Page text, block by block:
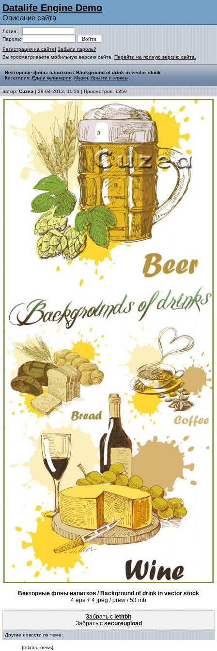
Datalife Engine Demo
Описание сайта
Логин:
Пароль:
Регистрация на сайте! Забыли пароль?
Вы просматриваете мобильную версию сайта. Перейти на полную версию сайта.
Векторные фоны напитков / Background of drink in vector stock
Категория: Еда и кулинария Мазки, брызги и кляксы
автор: Cuzea | 29-04-2013, 11:56 | Просмотров: 1359
Векторные фоны напитков / Background of drink in vector stock
4 eps + 4 jpeg / prew / 53 mb
Забрать с letitbit
Забрать с secureupload
Другие новости по теме:
{related-news}